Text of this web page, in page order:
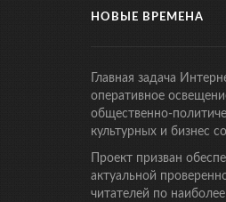
НОВЫЕ ВРЕМЕНА
Главная задача
оперативное
общественно-
культурных и бизнес
Проект призван
актуальной
читателей по наиболее